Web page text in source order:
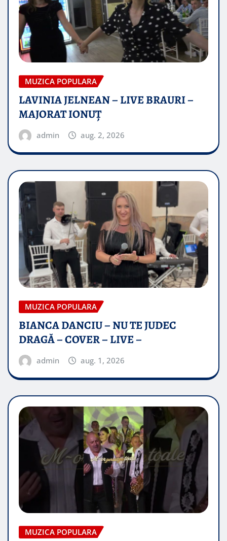
MUZICA POPULARA
LAVINIA JELNEAN – LIVE BRAURI –
MAJORAT IONUŢ
admin aug. 2, 2026
MUZICA POPULARA
BIANCA DANCIU – NU TE JUDEC
DRAGĂ – COVER – LIVE –
admin aug. 1, 2026
MUZICA POPULARA